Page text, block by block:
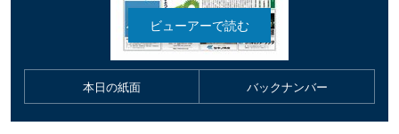
本日の紙面 バックナンバー